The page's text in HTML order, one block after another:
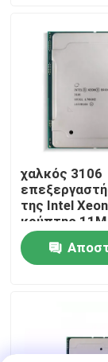
Επισκέψεις
Έλεγχος
Ειδήσεις
Υποθέσεις
Κεντρικός
χαλκός 3106
της Intel Xeon
κρύπτης 11M
πυρήνας Ghz 8